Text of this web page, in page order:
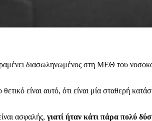
διασωληνωμένος στη ΜΕΘ του
είναι αυτό, ότι είναι μία σταθερή
ασφαλής, γιατί ήταν κάτι πάρα πολύ